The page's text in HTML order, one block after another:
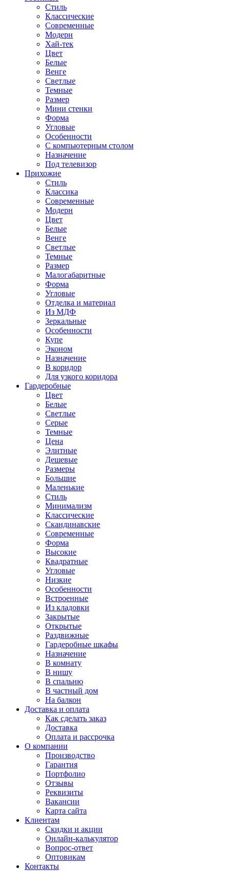
Стиль
Классические
Современные
Модерн
Хай-тек
Цвет
Белые
Венге
Светлые
Темные
Размер
Мини стенки
Форма
Угловые
Особенности
С компьютерным столом
Назначение
Под телевизор
Прихожие
Стиль
Классика
Современные
Модерн
Цвет
Белые
Венге
Светлые
Темные
Размер
Малогабаритные
Форма
Угловые
Отделка и материал
Из МДФ
Зеркальные
Особенности
Купе
Эконом
Назначение
В коридор
Для узкого коридора
Гардеробные
Цвет
Белые
Светлые
Серые
Темные
Цена
Элитные
Дешевые
Размеры
Большие
Маленькие
Стиль
Минимализм
Классические
Скандинавские
Современные
Форма
Высокие
Квадратные
Угловые
Низкие
Особенности
Встроенные
Из кладовки
Закрытые
Открытые
Раздвижные
Гардеробные шкафы
Назначение
В комнату
В нишу
В спальню
В частный дом
На балкон
Доставка и оплата
Как сделать заказ
Доставка
Оплата и рассрочка
О компании
Производство
Гарантия
Портфолио
Отзывы
Реквизиты
Вакансии
Карта сайта
Клиентам
Скидки и акции
Онлайн-калькулятор
Вопрос-ответ
Оптовикам
Контакты